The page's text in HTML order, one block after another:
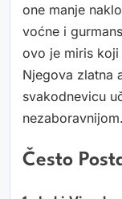
one manje
voćne i
ovo je miris
Njegova zlatna
svakodnevicu
nezaboravnijom.
Često